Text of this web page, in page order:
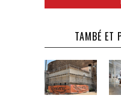
TAMBÉ ET